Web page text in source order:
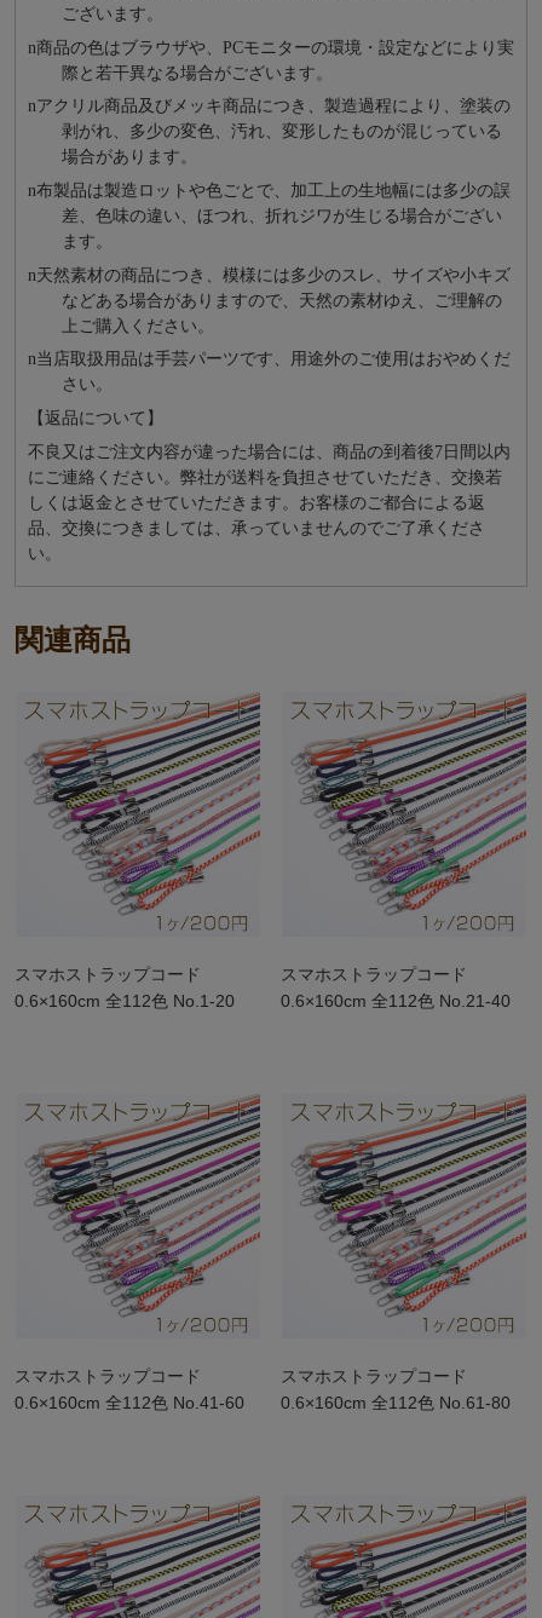
ございます。
n商品の⾊はブラウザや、PCモニターの環境・設定などにより実
際と若⼲異なる場合がございます。
nアクリル商品及びメッキ商品につき、製造過程により、塗装の
剥がれ、多少の変色、汚れ、変形したものが混じっている
場合があります。
n布製品は製造ロットや色ごとで、加工上の生地幅には多少の誤
差、色味の違い、ほつれ、折れジワが生じる場合がござい
ます。
n天然素材の商品につき、模様には多少のスレ、サイズや小キズ
などある場合がありますので、天然の素材ゆえ、ご理解の
上ご購入ください。
n当店取扱用品は⼿芸パーツです、⽤途外のご使⽤はおやめくだ
さい。
【返品について】
不良又はご注文内容が違った場合には、商品の到着後7日間以内
にご連絡ください。弊社が送料を負担させていただき、交換若
しくは返金とさせていただきます。お客様のご都合による返
品、交換につきましては、承っていませんのでご了承くださ
い。
関連商品
スマホストラップコード
0.6×160cm 全112色 No.1-20
スマホストラップコード
0.6×160cm 全112色 No.21-40
スマホストラップコード
0.6×160cm 全112色 No.41-60
スマホストラップコード
0.6×160cm 全112色 No.61-80